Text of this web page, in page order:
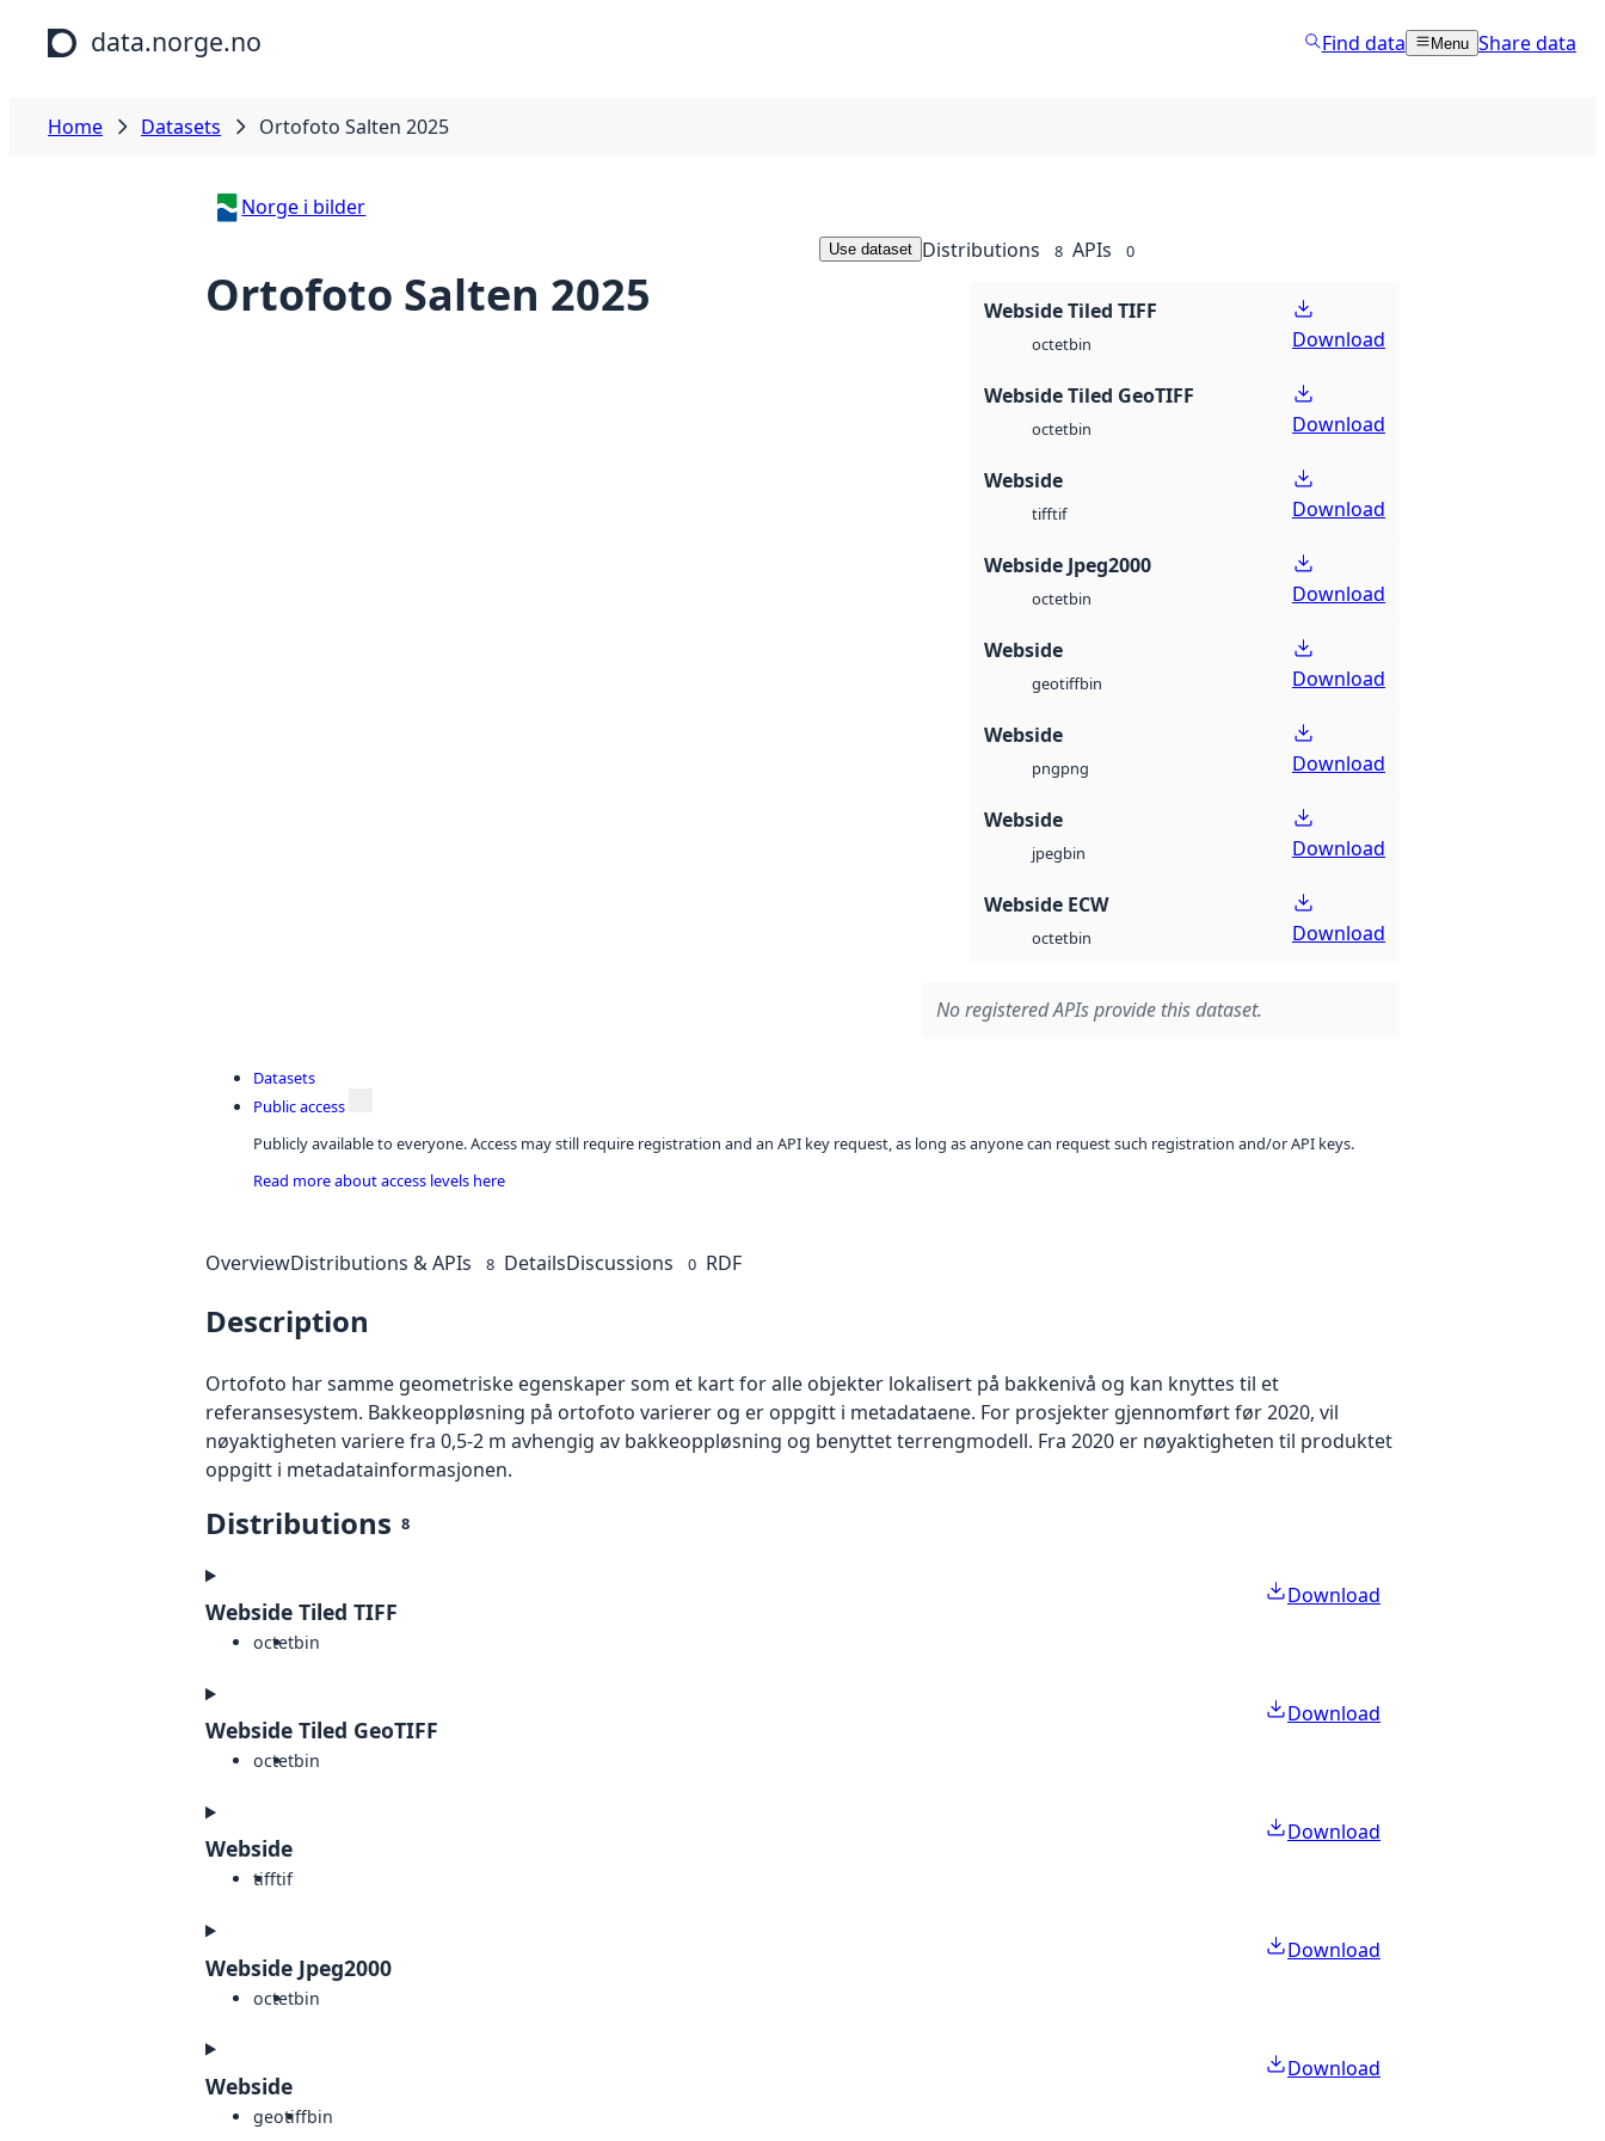
Skip to main content
data.norge.no Find data Menu Share data
Home Datasets Ortofoto Salten 2025
Norge i bilder
Ortofoto Salten 2025
Use dataset Distributions 8 APIs 0
Webside Tiled TIFF
octetbin Download
Webside Tiled GeoTIFF
octetbin Download
Webside
tifftif Download
Webside Jpeg2000
octetbin Download
Webside
geotiffbin Download
Webside
pngpng Download
Webside
jpegbin Download
Webside ECW
octetbin Download
No registered APIs provide this dataset.
Datasets
Public access
Publicly available to everyone. Access may still require registration and an API key request, as long as anyone can request such registration and/or API keys.
Read more about access levels here
OverviewDistributions & APIs 8 DetailsDiscussions 0 RDF
Description
Ortofoto har samme geometriske egenskaper som et kart for alle objekter lokalisert på bakkenivå og kan knyttes til et
referansesystem. Bakkeoppløsning på ortofoto varierer og er oppgitt i metadataene. For prosjekter gjennomført før 2020, vil
nøyaktigheten variere fra 0,5-2 m avhengig av bakkeoppløsning og benyttet terrengmodell. Fra 2020 er nøyaktigheten til produktet
oppgitt i metadatainformasjonen.
Distributions 8
Webside Tiled TIFF
octetbin
Download
Webside Tiled GeoTIFF
octetbin
Download
Webside
tifftif
Download
Webside Jpeg2000
octetbin
Download
Webside
geotiffbin
Download